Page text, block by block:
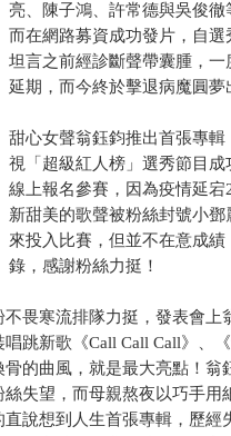
亮、陳子鴻、許常德與吳俊徹
而在網路募資成功發片，自
坦言之前經診斷聲帶囊腫，
延期，而今終於擊退病魔圓夢
甜心女聲翁鈺鈞推出首張專
視「超級紅人榜」選秀節目
線上報名參賽，因為疫情延
新甜美的歌聲被粉絲封號小
來投入比賽，但並不在意成
錄，感謝粉絲力挺！
畏寒流排隊力挺，發表會上
跳新歌《Call Call Call》、
的曲風，就是最大亮點！翁
失望，而母親熬夜以巧手用
說想到人生首張專輯，歷經